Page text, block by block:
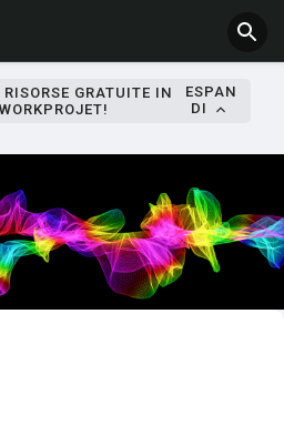
GRATUITE IN
ESPAN
DI